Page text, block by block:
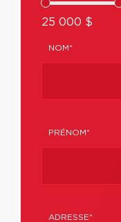
25 000 $
NOM*
PRÉNOM*
ADRESSE*